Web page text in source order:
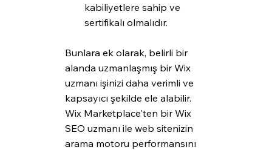
kabiliyetlere sahip ve
sertifikalı olmalıdır.
Bunlara ek olarak, belirli bir
alanda uzmanlaşmış bir Wix
uzmanı işinizi daha verimli ve
kapsayıcı şekilde ele alabilir.
Wix Marketplace'ten bir Wix
SEO uzmanı ile web sitenizin
arama motoru performansını